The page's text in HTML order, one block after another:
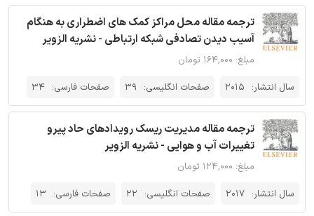
ترجمه مقاله محل مراکز کمک های اضطراری به هنگام
آسیب دیدن تصادفی شبکه ارتباطی - نشریه الزویر
مبلغ: ۱۶۴,۰۰۰ تومان
سال انتشار: 2015 صفحات انگلیسی: 39 صفحات فارسی: 34
ترجمه مقاله مدیریت ریسک رویدادهای حاد پیرو
تغییرات آب و هوایی - نشریه الزویر
مبلغ: ۱۲۴,۰۰۰ تومان
سال انتشار: 2017 صفحات انگلیسی: 22 صفحات فارسی: 13